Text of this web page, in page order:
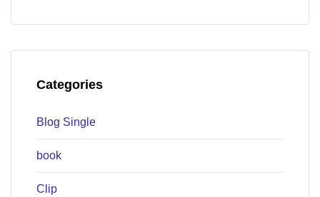
Categories
Blog Single
book
Clip